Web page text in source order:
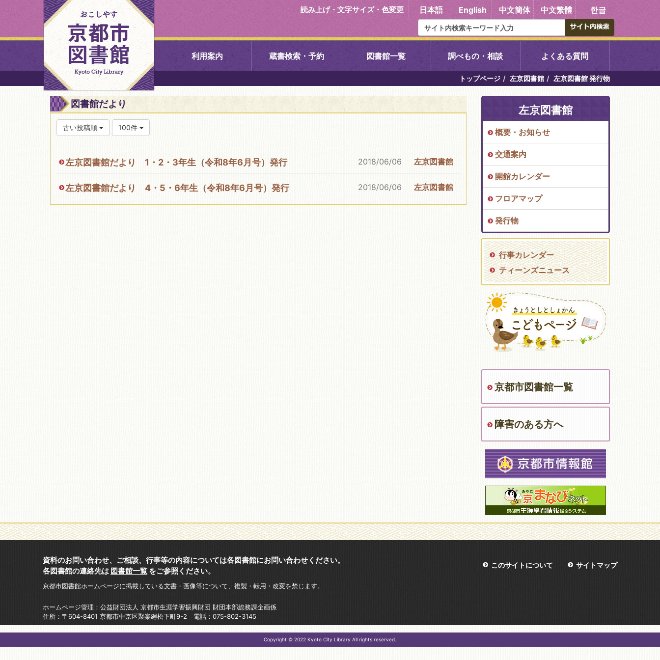
読み上げ・文字サイズ・色変更 日本語 English 中文簡体 中文繁體 한글
利用案内 蔵書検索・予約 図書館一覧
中央図書館 右京中央図書館 伏見中央図書館 醍醐中央図書館
北図書館 左京図書館 岩倉図書館 東山図書館
吉祥院図書館
久世ふれあいセンター図
書館
西京図書館 洛西図書館 向島図書館
こどもみらい館子育て図
コミュニティプラザ深草
図書館
調べもの・相談 よくある質問
トップページ 左京図書館 左京図書館 発行物
図書館だより
古い投稿順 100件
左京図書館だより 1・2・3年生（令和8年6月号）発行 2018/06/06 左京図書館
左京図書館だより 4・5・6年生（令和8年6月号）発行 2018/06/06 左京図書館
左京図書館
概要・お知らせ
交通案内
開館カレンダー
フロアマップ
発行物
行事カレンダー
ティーンズニュース
京都市図書館一覧
障害のある方へ
このサイトについて サイトマップ
資料のお問い合わせ、ご相談、行事等の内容については各図書館にお問い合わせください。
各図書館の連絡先は 図書館一覧 をご参照ください。
京都市図書館ホームページに掲載している文書・画像等について、複製・転用・改変を禁じます。
ホームページ管理：公益財団法人 京都市生涯学習振興財団 財団本部総務課企画係
住所：〒604-8401 京都市中京区聚楽廻松下町9-2 電話：075-802-3145
Copyright © 2022 Kyoto City Library All rights reserved.